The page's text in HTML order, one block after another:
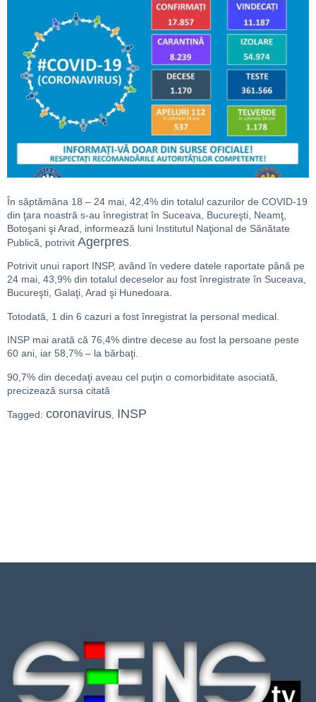
În săptămâna 18 – 24 mai, 42,4% din totalul cazurilor de COVID-19
din ţara noastră s-au înregistrat în Suceava, Bucureşti, Neamţ,
Botoşani şi Arad, informează luni Institutul Naţional de Sănătate
Publică, potrivit Agerpres
Potrivit unui raport INSP, având în vedere datele raportate până pe
24 mai, 43,9% din totalul deceselor au fost înregistrate în Suceava,
Bucureşti, Galaţi, Arad şi Hunedoara.
Totodată, 1 din 6 cazuri a fost înregistrat la personal medical.
INSP mai arată că 76,4% dintre decese au fost la persoane peste
60 ani, iar 58,7% – la bărbaţi.
90,7% din decedaţi aveau cel puţin o comorbiditate asociată,
precizează sursa citată
Tagged: coronavirus INSP